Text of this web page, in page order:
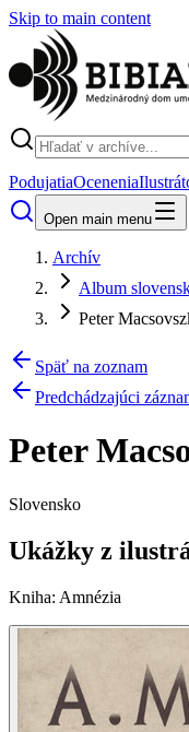
Skip to main content
PodujatiaOcenenia
Open main menu
Archív
Album
Peter
Späť na zoznam
Predchádzajúci
Peter
Slovensko
Ukážky z
Kniha: Amnézia